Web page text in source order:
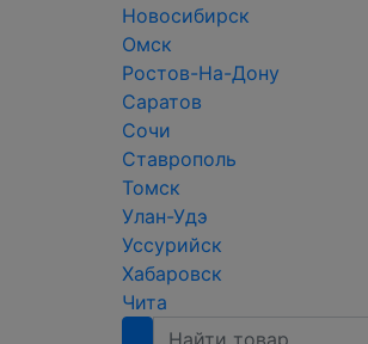
Новосибирск
Омск
Ростов-На-Дону
Саратов
Сочи
Ставрополь
Томск
Улан-Удэ
Уссурийск
Хабаровск
Чита